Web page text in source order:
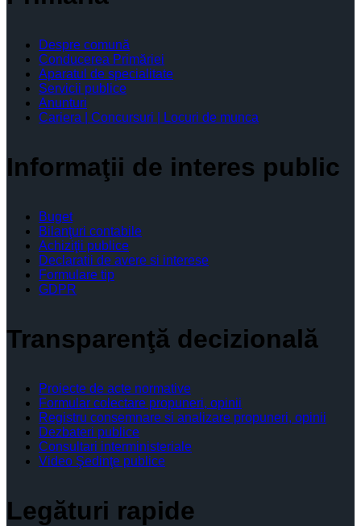
Despre comună
Conducerea Primăriei
Aparatul de specialitate
Servicii publice
Anunturi
Cariera | Concursuri | Locuri de munca
Informaţii de interes public
Buget
Bilanţuri contabile
Achiziţii publice
Declaratii de avere si interese
Formulare tip
GDPR
Transparenţă decizională
Proiecte de acte normative
Formular colectare propuneri, opinii
Registru consemnare si analizare propuneri, opinii
Dezbateri publice
Consultari interministeriale
Video Şedinţe publice
Legături rapide